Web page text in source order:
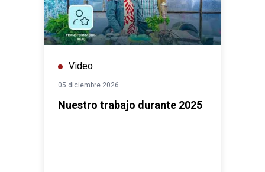
Video
05 diciembre 2026
Nuestro trabajo durante 2025